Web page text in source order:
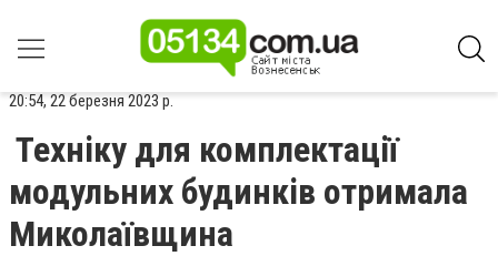
20:54, 22 березня 2023 р.
Техніку для комплектації
модульних будинків отримала
Миколаївщина